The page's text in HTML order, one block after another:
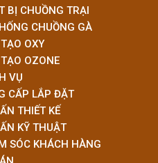
BỊ CHUỒNG TRẠI
CHUỒNG GÀ
OXY
OZONE
VỤ
CẤP LẮP ĐẶT
THIẾT KẾ
KỸ THUẬT
SÓC KHÁCH HÀNG